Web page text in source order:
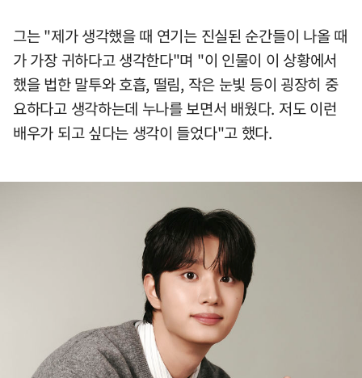
그는 "제가 생각했을 때 연기는 진실된 순간들이 나올 때
가 가장 귀하다고 생각한다"며 "이 인물이 이 상황에서
했을 법한 말투와 호흡, 떨림, 작은 눈빛 등이 굉장히 중
요하다고 생각하는데 누나를 보면서 배웠다. 저도 이런
배우가 되고 싶다는 생각이 들었다"고 했다.